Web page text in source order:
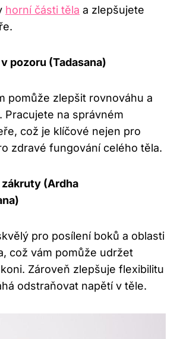
horní části těla a zlepšujete
pozoru (Tadasana)
pomůže zlepšit rovnováhu a
Pracujete na správném
což je klíčové nejen pro
zdravé fungování celého těla.
(Ardha
pro posílení boků a oblasti
což vám pomůže udržet
Zároveň zlepšuje flexibilitu
odstraňovat napětí v těle.